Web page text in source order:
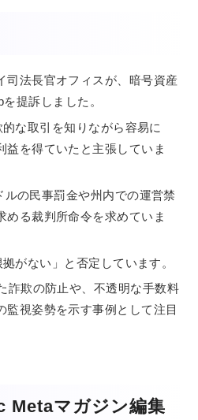
司法長官オフィスが、暗号資産
提訴しました。
な取引を知りながら容易に
益を得ていたと主張していま
の民事罰金や州内での運営禁
める裁判所命令を求めていま
がない」と否定しています。
詐欺の防止や、不透明な手数料
監視姿勢を示す事例として注目
Metaマガジン編集